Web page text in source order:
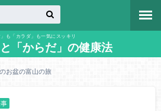
」も「カラダ」も一気にスッキリ
と「からだ」の健康法
お盆の富山の旅